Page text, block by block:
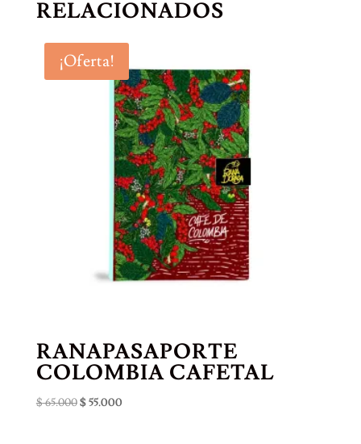
RELACIONADOS
¡Oferta!
RANAPASAPORTE
COLOMBIA CAFETAL
$65.000El
$55.000El